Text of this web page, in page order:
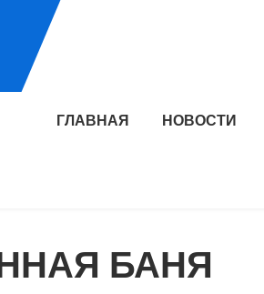
ГЛАВНАЯ НОВОСТИ
БАНЯ